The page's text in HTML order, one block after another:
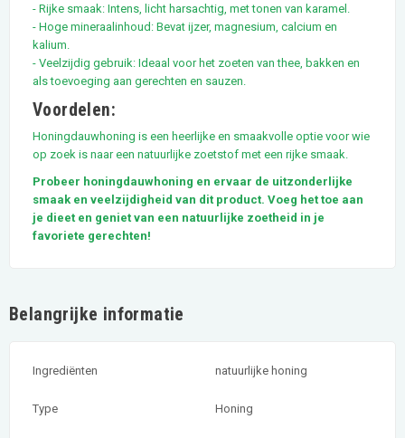
- Rijke smaak: Intens, licht harsachtig, met tonen van karamel.
- Hoge mineraalinhoud: Bevat ijzer, magnesium, calcium en
kalium.
- Veelzijdig gebruik: Ideaal voor het zoeten van thee, bakken en
als toevoeging aan gerechten en sauzen.
Voordelen:
Honingdauwhoning is een heerlijke en smaakvolle optie voor wie
op zoek is naar een natuurlijke zoetstof met een rijke smaak.
Probeer honingdauwhoning en ervaar de uitzonderlijke
smaak en veelzijdigheid van dit product. Voeg het toe aan
je dieet en geniet van een natuurlijke zoetheid in je
favoriete gerechten!
Belangrijke informatie
Ingrediënten natuurlijke honing
Type Honing